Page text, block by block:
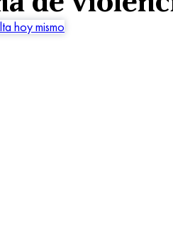
hoy mismo